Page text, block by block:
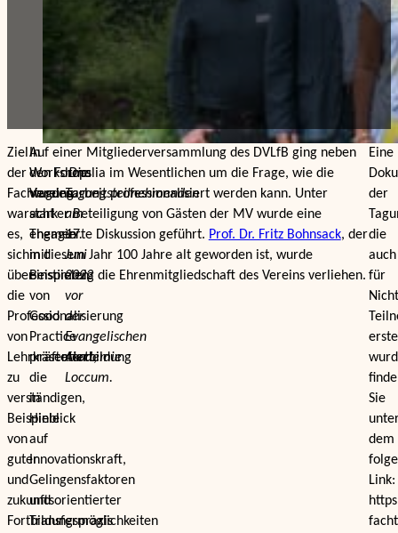
Ziel
der
Fachtagung
war
es,
sich
über
die
Professionalisierung
von
Lehrkräftefortbildung
zu
verständigen,
Beispiele
von
guter
und
zukunftsorientierter
Fortbildungspraxis
Die
Tagungsteilnehmenden
am
17.
Juni
2023
vor
der
Evangelischen
Akademie
Loccum.
In
Workshops
wurden
acht
Themen
mit
Beispielen
von
Good
Practice
präsentiert,
die
in
Hinblick
auf
Innovationskraft,
Gelingensfaktoren
und
Transfermöglichkeiten
Auf einer Mitgliederversammlung des DVLfB ging neben
den Formalia im Wesentlichen um die Frage, wie die
Vereinsarbeit professionalisiert werden kann. Unter
starker Beteiligung von Gästen der MV wurde eine
engagierte Diskussion geführt. Prof. Dr. Fritz Bohnsack, der
in diesem Jahr 100 Jahre alt geworden ist, wurde
einstimmig die Ehrenmitgliedschaft des Vereins verliehen.
Eine
der
die
auch
für
Sie
dem
Link: